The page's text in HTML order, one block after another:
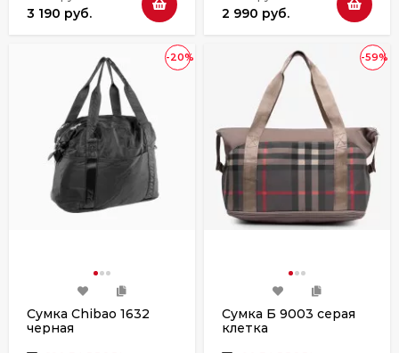
3 190 руб. 2 990 руб.
-20%
Сумка Chibao 1632
черная
-59%
Сумка Б 9003 серая
клетка